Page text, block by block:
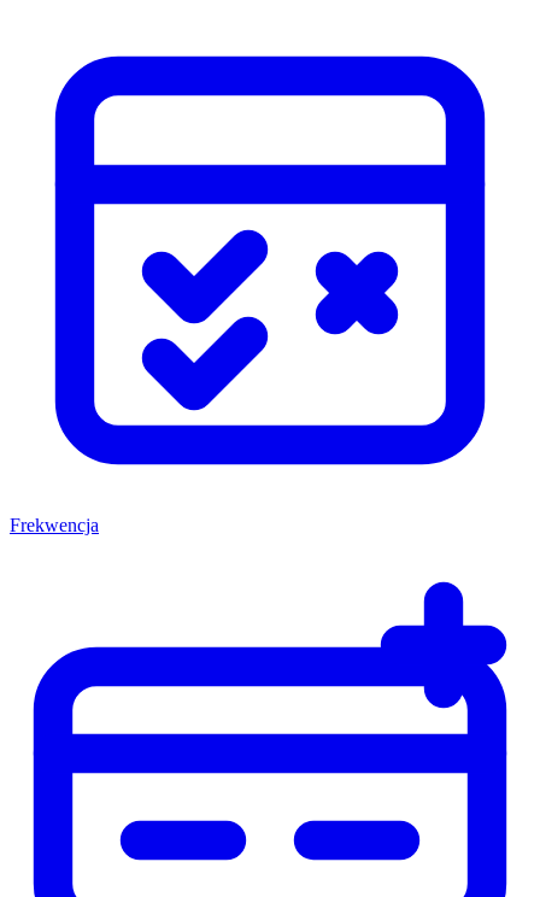
Frekwencja